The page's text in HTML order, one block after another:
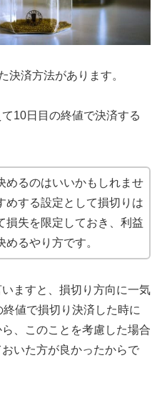
決済方法があります。
10日目の終値で決済する
めるのはいいかもしれませ
めする設定として損切りは
損失を限定しておき、利益
るやり方です。
ますと、損切り方向に一気
値で損切り決済した時に
、このことを考慮した場合
いた方が良かったからで